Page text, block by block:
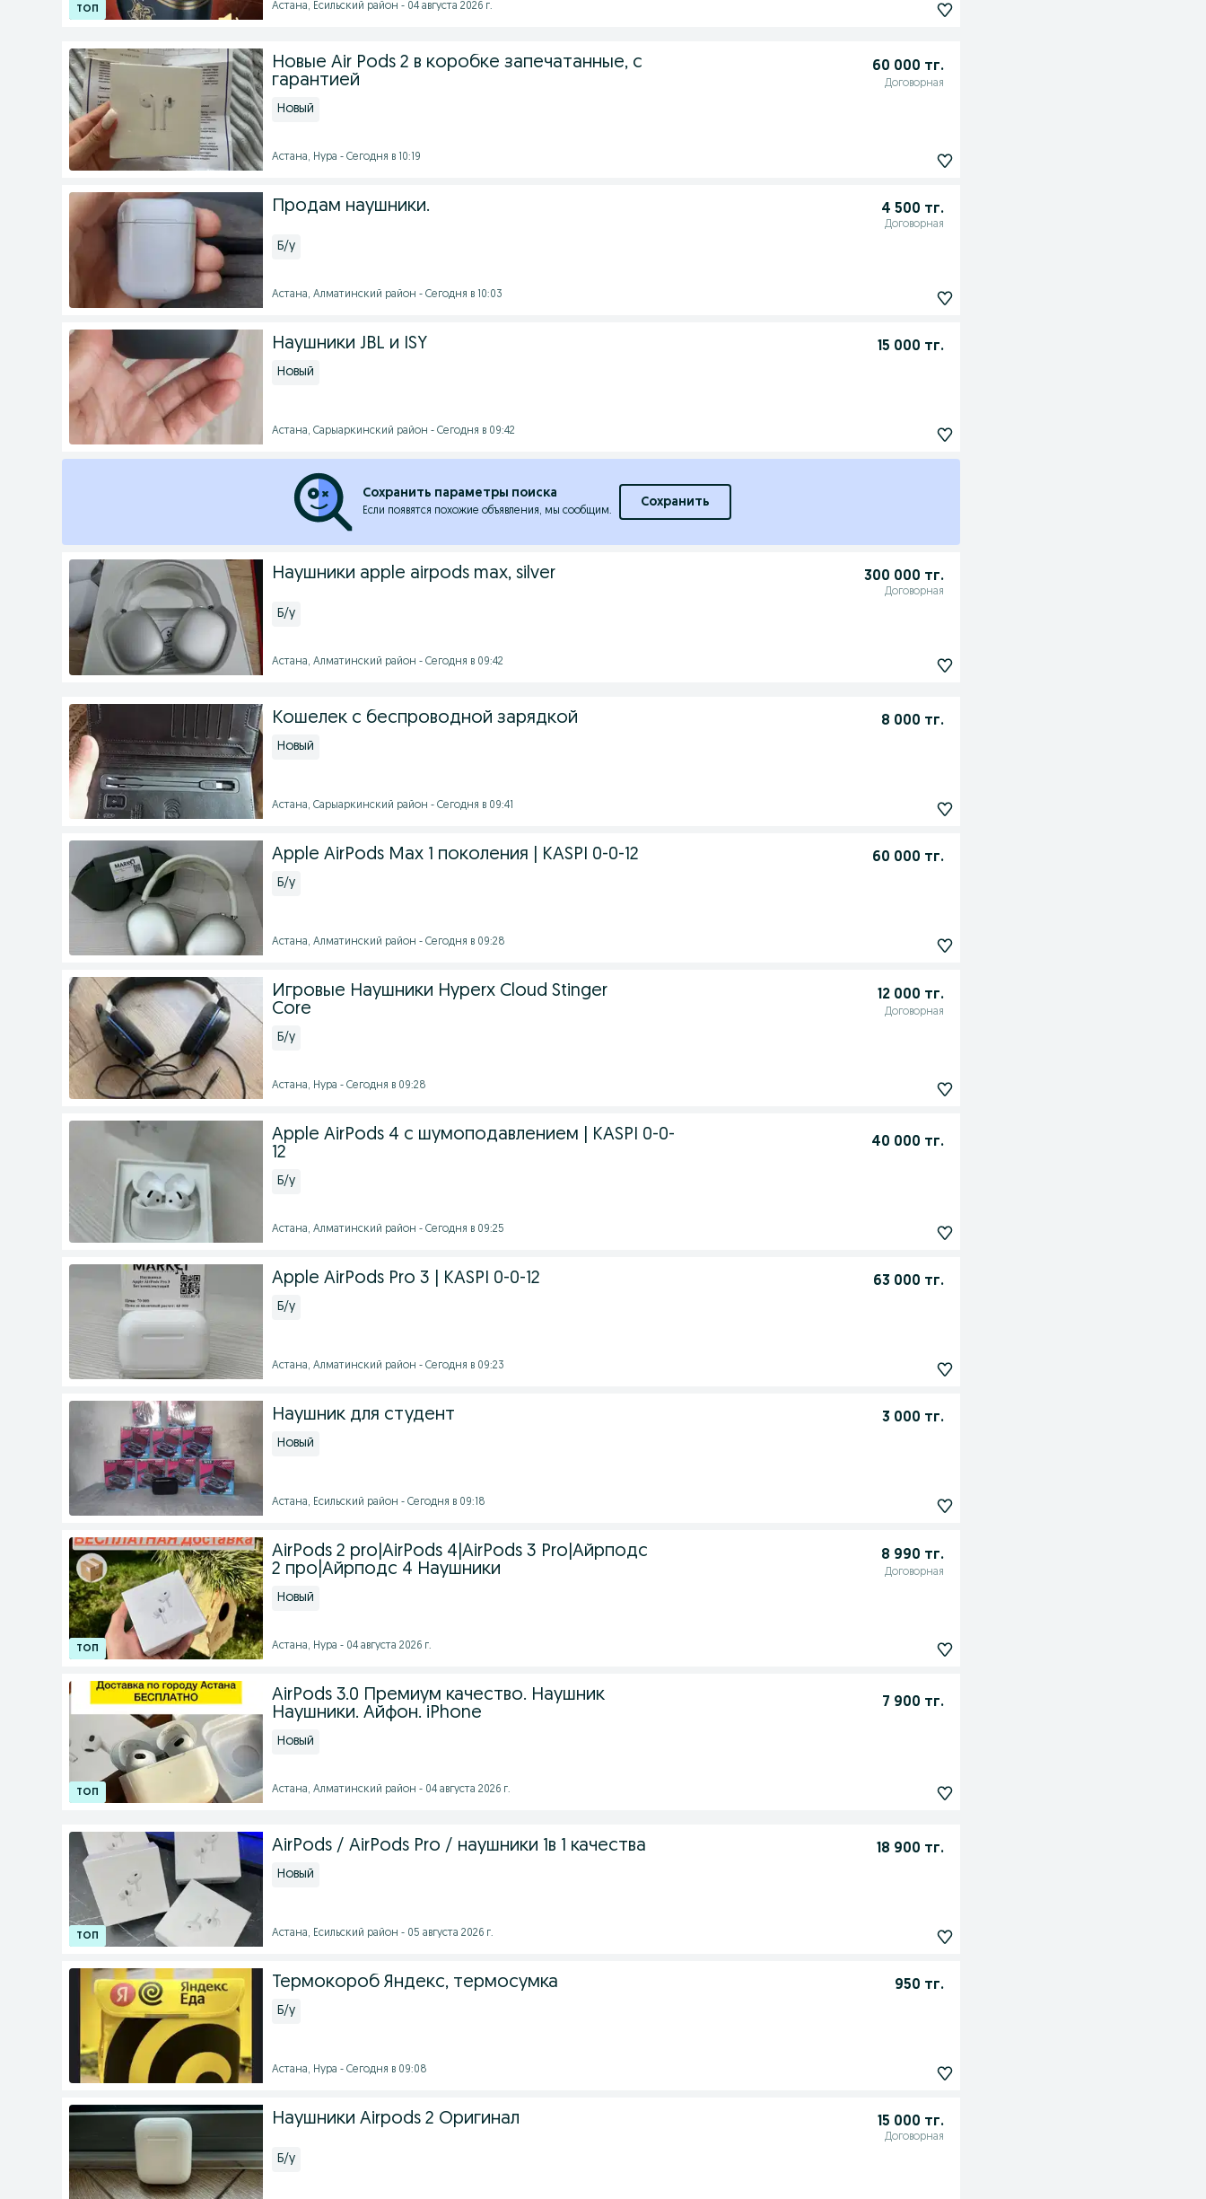
Астана, Есильский район - 04 августа 2026 г.
Новые Air Pods 2 в коробке запечатанные, с
гарантией
60 000 тг.
Договорная
Новый
Астана, Нура - Сегодня в 10:19
Продам наушники. 4 500 тг.
Договорная
Б/у
Астана, Алматинский район - Сегодня в 10:03
Наушники JBL и ISY 15 000 тг.
Новый
Астана, Сарыаркинский район - Сегодня в 09:42
Сохранить параметры поиска
Если появятся похожие объявления, мы сообщим.
Сохранить
Наушники apple airpods max, silver 300 000 тг.
Договорная
Б/у
Астана, Алматинский район - Сегодня в 09:42
Кошелек с беспроводной зарядкой 8 000 тг.
Новый
Астана, Сарыаркинский район - Сегодня в 09:41
Apple AirPods Max 1 поколения | KASPI 0-0-12 60 000 тг.
Б/у
Астана, Алматинский район - Сегодня в 09:28
Игровые Наушники Hyperx Cloud Stinger
Core
12 000 тг.
Договорная
Б/у
Астана, Нура - Сегодня в 09:28
Apple AirPods 4 с шумоподавлением | KASPI 0-0-
12
40 000 тг.
Б/у
Астана, Алматинский район - Сегодня в 09:25
Apple AirPods Pro 3 | KASPI 0-0-12 63 000 тг.
Б/у
Астана, Алматинский район - Сегодня в 09:23
Наушник для студент 3 000 тг.
Новый
Астана, Есильский район - Сегодня в 09:18
AirPods 2 pro|AirPods 4|AirPods 3 Pro|Айрподс
2 про|Айрподс 4 Наушники
8 990 тг.
Договорная
Новый
Астана, Нура - 04 августа 2026 г.
AirPods 3.0 Премиум качество. Наушник
Наушники. Айфон. iPhone
7 900 тг.
Новый
Астана, Алматинский район - 04 августа 2026 г.
AirPods / AirPods Pro / наушники 1в 1 качества 18 900 тг.
Новый
Астана, Есильский район - 05 августа 2026 г.
Термокороб Яндекс, термосумка 950 тг.
Б/у
Астана, Нура - Сегодня в 09:08
Наушники Airpods 2 Оригинал 15 000 тг.
Договорная
Б/у